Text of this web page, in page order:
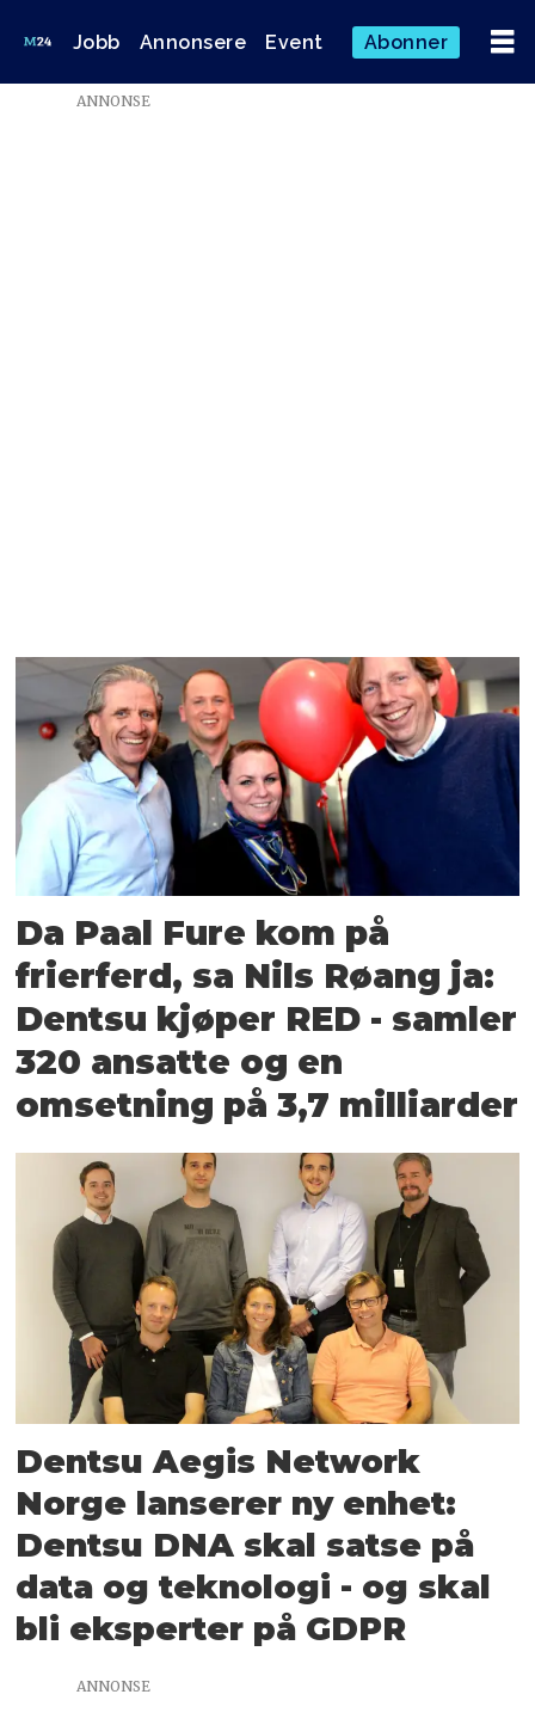
Jobb Annonsere Event Abonner
Emne:
ANNONSE
Da Paal Fure kom på
frierferd, sa Nils Røang ja:
Dentsu kjøper RED - samler
320 ansatte og en
omsetning på 3,7 milliarder
Dentsu Aegis Network
Norge lanserer ny enhet:
Dentsu DNA skal satse på
data og teknologi - og skal
bli eksperter på GDPR
ANNONSE